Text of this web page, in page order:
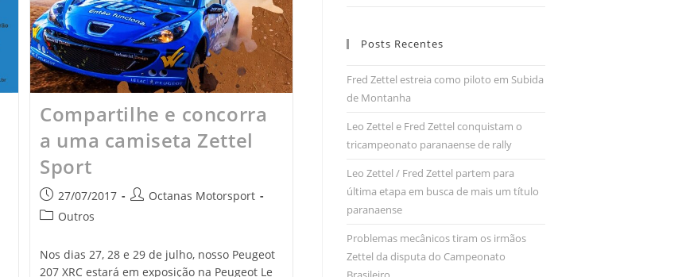
Compartilhe e concorra
a uma camiseta Zettel
Sport
27/07/2017
Octanas Motorsport
Outros
Nos dias 27, 28 e 29 de julho, nosso Peugeot
207 XRC estará em exposição na Peugeot Le
Posts Recentes
Fred Zettel estreia como piloto em Subida
de Montanha
Leo Zettel e Fred Zettel conquistam o
tricampeonato paranaense de rally
Leo Zettel / Fred Zettel partem para
última etapa em busca de mais um título
paranaense
Problemas mecânicos tiram os irmãos
Zettel da disputa do Campeonato